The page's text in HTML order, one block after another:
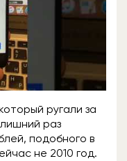
ругали за
раз
подобного в
не 2010 год.